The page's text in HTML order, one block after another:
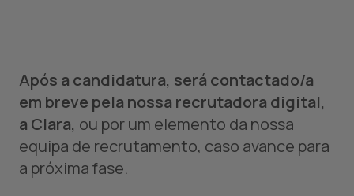
Após a candidatura, será contactado/a
em breve pela nossa recrutadora digital,
a Clara, ou por um elemento da nossa
equipa de recrutamento, caso avance para
a próxima fase.